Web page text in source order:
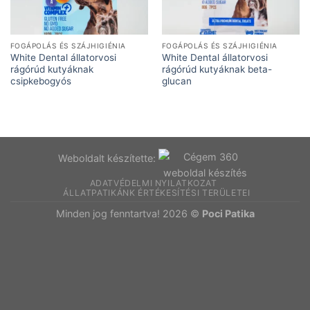
FOGÁPOLÁS ÉS SZÁJHIGIÉNIA
White Dental állatorvosi
rágórúd kutyáknak
csipkebogyós
FOGÁPOLÁS ÉS SZÁJHIGIÉNIA
White Dental állatorvosi
rágórúd kutyáknak beta-
glucan
Weboldalt készítette:
ADATVÉDELMI NYILATKOZAT
ÁLLATPATIKÁNK ÉRTÉKESÍTÉSI TERÜLETEI
Minden jog fenntartva! 2026 © Poci Patika